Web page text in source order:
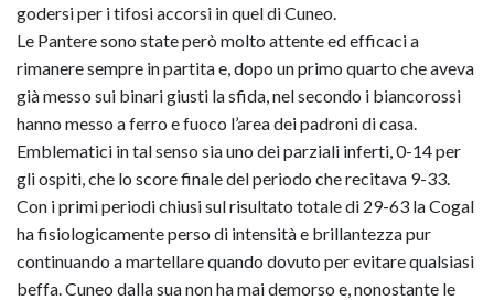
godersi per i tifosi accorsi in quel di Cuneo.
Le Pantere sono state però molto attente ed efficaci a
rimanere sempre in partita e, dopo un primo quarto che aveva
già messo sui binari giusti la sfida, nel secondo i biancorossi
hanno messo a ferro e fuoco l’area dei padroni di casa.
Emblematici in tal senso sia uno dei parziali inferti, 0-14 per
gli ospiti, che lo score finale del periodo che recitava 9-33.
Con i primi periodi chiusi sul risultato totale di 29-63 la Cogal
ha fisiologicamente perso di intensità e brillantezza pur
continuando a martellare quando dovuto per evitare qualsiasi
beffa. Cuneo dalla sua non ha mai demorso e, nonostante le